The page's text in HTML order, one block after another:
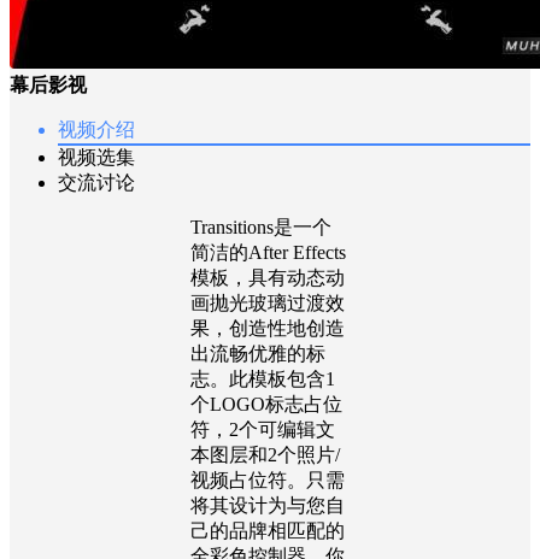
幕后影视
视频介绍
视频选集
交流讨论
Transitions是一个
简洁的After Effects
模板，具有动态动
画抛光玻璃过渡效
果，创造性地创造
出流畅优雅的标
志。此模板包含1
个LOGO标志占位
符，2个可编辑文
本图层和2个照片/
视频占位符。只需
将其设计为与您自
己的品牌相匹配的